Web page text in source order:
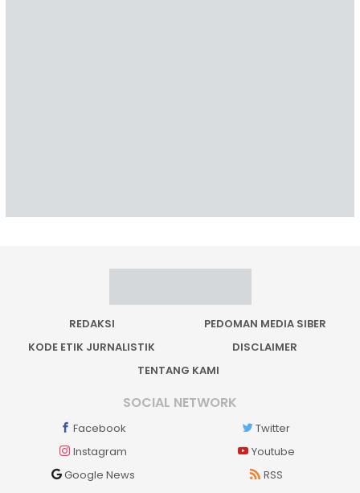
REDAKSI
PEDOMAN MEDIA SIBER
KODE ETIK JURNALISTIK
DISCLAIMER
TENTANG KAMI
SOCIAL NETWORK
Facebook
Twitter
Instagram
Youtube
Google News
RSS